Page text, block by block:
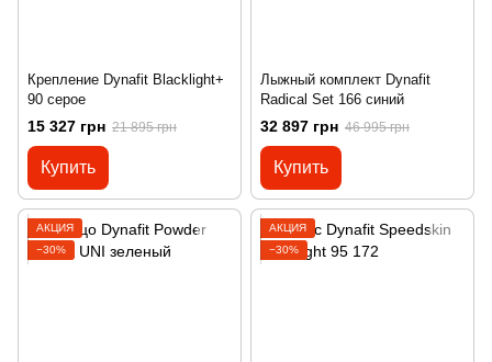
Крепление Dynafit Blacklight+
90 серое
15 327 грн 21 895 грн
Купить
Лыжный комплект Dynafit
Radical Set 166 синий
32 897 грн 46 995 грн
Купить
АКЦИЯ
−30%
АКЦИЯ
−30%